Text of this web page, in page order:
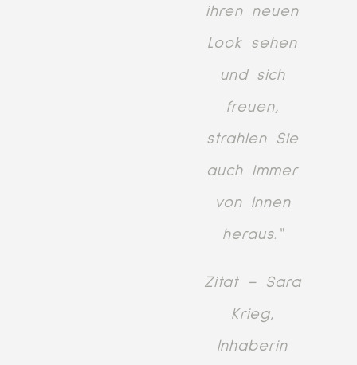
ihren neuen
Look sehen
und sich
freuen,
strahlen Sie
auch immer
von Innen
heraus.“
Zitat – Sara
Krieg,
Inhaberin